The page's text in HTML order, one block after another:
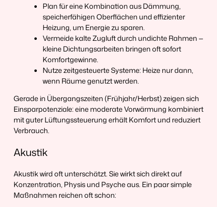
Plan für eine Kombination aus Dämmung,
speicherfähigen Oberflächen und effizienter
Heizung, um Energie zu sparen.
Vermeide kalte Zugluft durch undichte Rahmen —
kleine Dichtungsarbeiten bringen oft sofort
Komfortgewinne.
Nutze zeitgesteuerte Systeme: Heize nur dann,
wenn Räume genutzt werden.
Gerade in Übergangszeiten (Frühjahr/Herbst) zeigen sich
Einsparpotenziale: eine moderate Vorwärmung kombiniert
mit guter Lüftungssteuerung erhält Komfort und reduziert
Verbrauch.
Akustik
Akustik wird oft unterschätzt. Sie wirkt sich direkt auf
Konzentration, Physis und Psyche aus. Ein paar simple
Maßnahmen reichen oft schon: